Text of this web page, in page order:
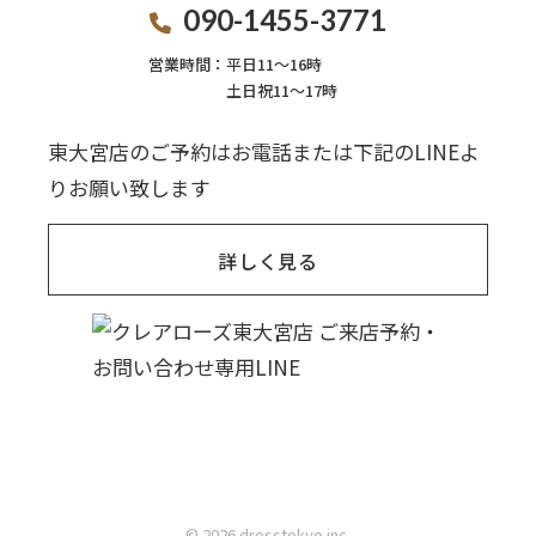
090-1455-3771
営業時間： 平日11〜16時
土日祝11〜17時
東大宮店のご予約はお電話または下記のLINEよ
りお願い致します
詳しく見る